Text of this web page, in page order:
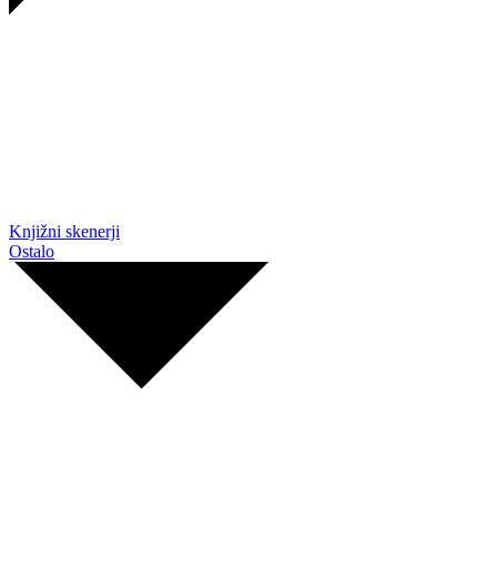
Knjižni skenerji
Ostalo